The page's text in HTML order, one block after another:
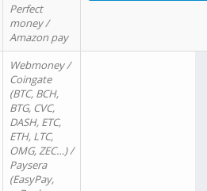
Perfect
money /
Amazon pay
Webmoney /
Coingate
(BTC, BCH,
BTG, CVC,
DASH, ETC,
ETH, LTC,
OMG, ZEC…) /
Paysera
(EasyPay,